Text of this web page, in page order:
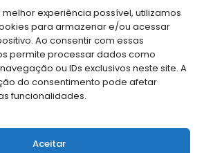
experiência possível, utilizamos
para armazenar e/ou acessar
Ao consentir com essas
permite processar dados como
ou IDs exclusivos neste site. A
do consentimento pode afetar
funcionalidades.
Aceitar
CAMPANHAS
SERVIÇOS
FILIADAS
FALE CONOSCO